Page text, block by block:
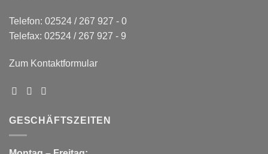
Telefon: 02524 / 267 927 - 0
Telefax: 02524 / 267 927 - 9
Zum Kontaktformular
GESCHÄFTSZEITEN